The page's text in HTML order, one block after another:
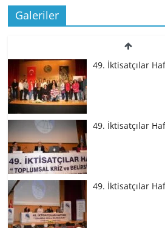
Galeriler
49. İktisatçılar
49. İktisatçılar
49. İktisatçılar